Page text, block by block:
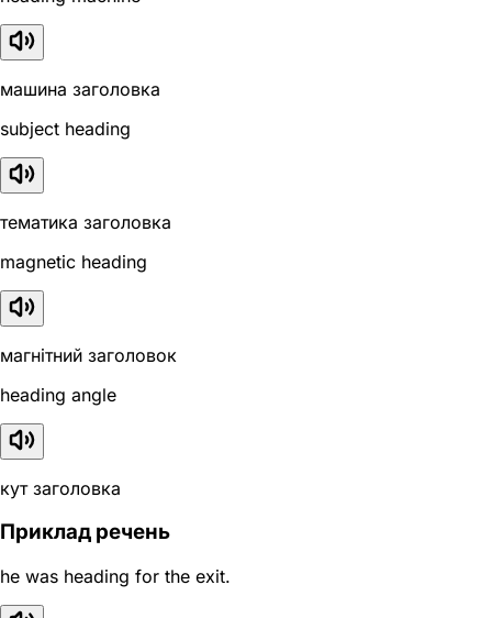
машина заголовка
subject heading
тематика заголовка
magnetic heading
магнітний заголовок
heading angle
кут заголовка
Приклад речень
he was heading for the exit.